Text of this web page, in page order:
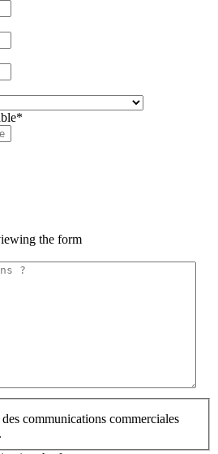
*
the form
communications commerciales